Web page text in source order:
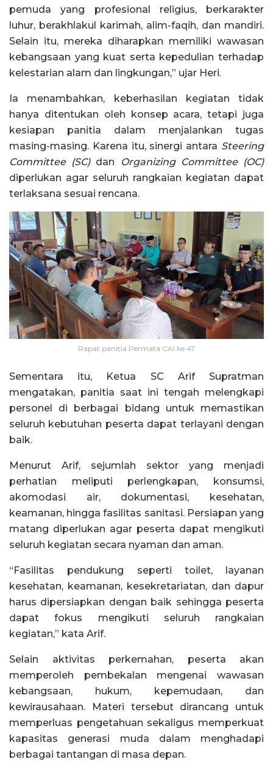
pemuda yang profesional religius, berkarakter
luhur, berakhlakul karimah, alim-faqih, dan mandiri.
Selain itu, mereka diharapkan memiliki wawasan
kebangsaan yang kuat serta kepedulian terhadap
kelestarian alam dan lingkungan,” ujar Heri.
Ia menambahkan, keberhasilan kegiatan tidak
hanya ditentukan oleh konsep acara, tetapi juga
kesiapan panitia dalam menjalankan tugas
masing-masing. Karena itu, sinergi antara Steering
Committee (SC)dan
Organizing Committee (OC)
diperlukan agar seluruh rangkaian kegiatan dapat
terlaksana sesuai rencana.
Rapat panitia Permata CAI ke 47
Sementara itu, Ketua SC Arif Supratman
mengatakan, panitia saat ini tengah melengkapi
personel di berbagai bidang untuk memastikan
seluruh kebutuhan peserta dapat terlayani dengan
baik.
Menurut Arif, sejumlah sektor yang menjadi
perhatian meliputi perlengkapan, konsumsi,
akomodasi air, dokumentasi, kesehatan,
keamanan, hingga fasilitas sanitasi. Persiapan yang
matang diperlukan agar peserta dapat mengikuti
seluruh kegiatan secara nyaman dan aman.
“Fasilitas pendukung seperti toilet, layanan
kesehatan, keamanan, kesekretariatan, dan dapur
harus dipersiapkan dengan baik sehingga peserta
dapat fokus mengikuti seluruh rangkaian
kegiatan,” kata Arif.
Selain aktivitas perkemahan, peserta akan
memperoleh pembekalan mengenai wawasan
kebangsaan, hukum, kepemudaan, dan
kewirausahaan. Materi tersebut dirancang untuk
memperluas pengetahuan sekaligus memperkuat
kapasitas generasi muda dalam menghadapi
berbagai tantangan di masa depan.